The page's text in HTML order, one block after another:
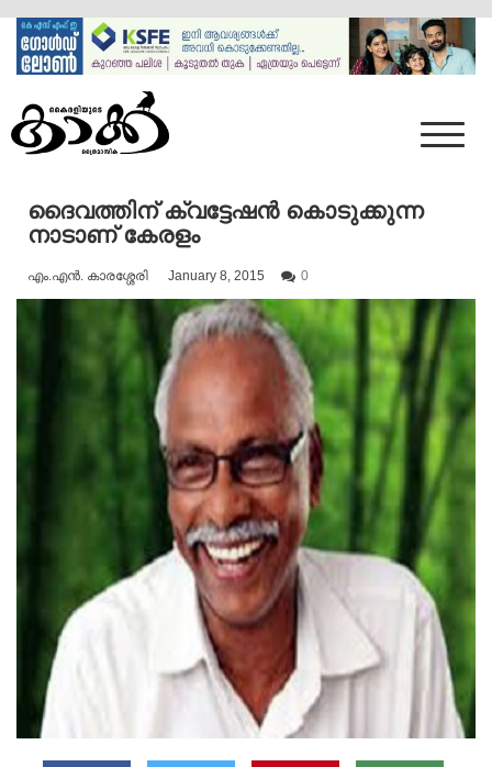
content
ദൈവത്തിന് ക്വട്ടേഷൻ കൊടുക്കുന്ന
നാടാണ് കേരളം
എം.എൻ. കാരശ്ശേരി January 8, 2015 0